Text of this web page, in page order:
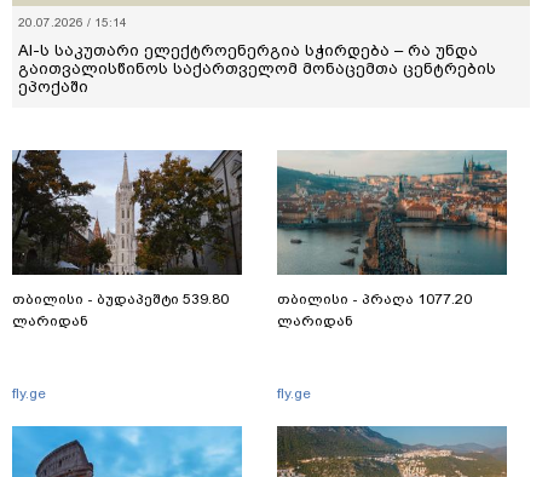
20.07.2026 / 15:14
AI-ს საკუთარი ელექტროენერგია სჭირდება – რა უნდა
გაითვალისწინოს საქართველომ მონაცემთა ცენტრების
ეპოქაში
თბილისი - ბუდაპეშტი 539.80
ლარიდან
fly.ge
თბილისი - პრაღა 1077.20
ლარიდან
fly.ge